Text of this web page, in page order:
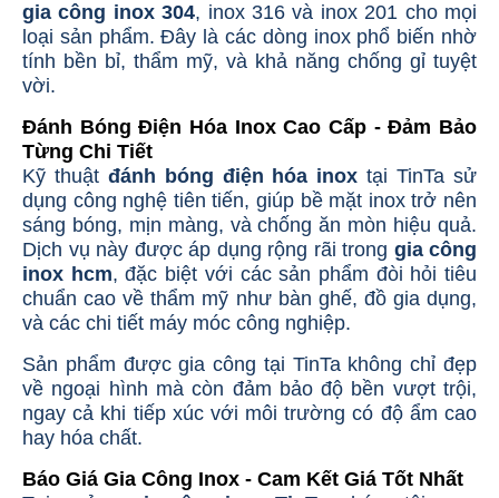
gia công inox 304, inox 316 và inox 201 cho mọi
loại sản phẩm. Đây là các dòng inox phổ biến nhờ
tính bền bỉ, thẩm mỹ, và khả năng chống gỉ tuyệt
vời.
Đánh Bóng Điện Hóa Inox Cao Cấp - Đảm Bảo
Từng Chi Tiết
Kỹ thuật đánh bóng điện hóa inox tại TinTa sử
dụng công nghệ tiên tiến, giúp bề mặt inox trở nên
sáng bóng, mịn màng, và chống ăn mòn hiệu quả.
Dịch vụ này được áp dụng rộng rãi trong gia công
inox hcm, đặc biệt với các sản phẩm đòi hỏi tiêu
chuẩn cao về thẩm mỹ như bàn ghế, đồ gia dụng,
và các chi tiết máy móc công nghiệp.
Sản phẩm được gia công tại TinTa không chỉ đẹp
về ngoại hình mà còn đảm bảo độ bền vượt trội,
ngay cả khi tiếp xúc với môi trường có độ ẩm cao
hay hóa chất.
Báo Giá Gia Công Inox - Cam Kết Giá Tốt Nhất